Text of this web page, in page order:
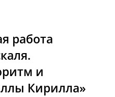
работа
и
Кирилла»